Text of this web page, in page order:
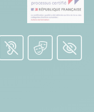
partenariat